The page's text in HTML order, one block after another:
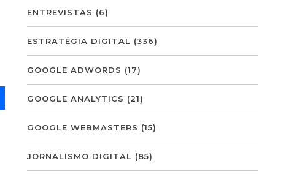
ENTREVISTAS (6)
ESTRATÉGIA DIGITAL (336)
GOOGLE ADWORDS (17)
GOOGLE ANALYTICS (21)
GOOGLE WEBMASTERS (15)
JORNALISMO DIGITAL (85)